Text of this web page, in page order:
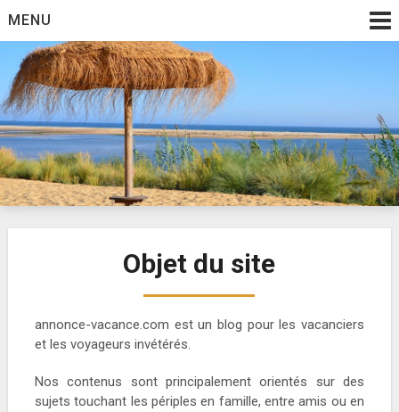
to
content
MENU
Annonce vacance
Objet du site
annonce-vacance.com est un blog pour les vacanciers
et les voyageurs invétérés.
Nos contenus sont principalement orientés sur des
sujets touchant les périples en famille, entre amis ou en